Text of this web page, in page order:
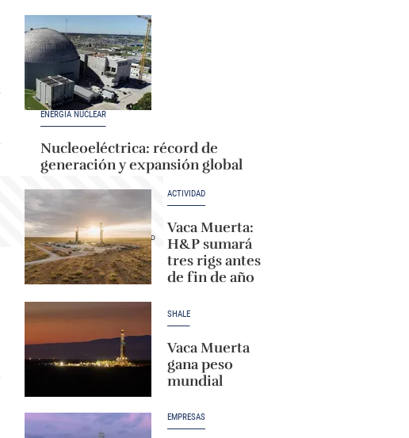
ENERGÍA NUCLEAR
Nucleoeléctrica: récord de
generación y expansión global
ACTIVIDAD
Vaca Muerta:
H&P sumará
tres rigs antes
de fin de año
SHALE
Vaca Muerta
gana peso
mundial
EMPRESAS